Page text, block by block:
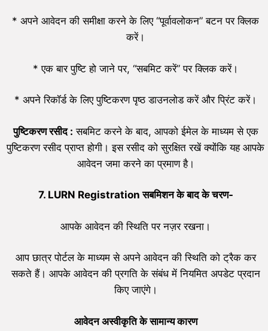
* अपने आवेदन की समीक्षा करने के लिए “पूर्वावलोकन” बटन पर क्लिक
करें।
* एक बार पुष्टि हो जाने पर, “सबमिट करें” पर क्लिक करें।
* अपने रिकॉर्ड के लिए पुष्टिकरण पृष्ठ डाउनलोड करें और प्रिंट करें।
पुष्टिकरण रसीद : सबमिट करने के बाद, आपको ईमेल के माध्यम से एक
पुष्टिकरण रसीद प्राप्त होगी। इस रसीद को सुरक्षित रखें क्योंकि यह आपके
आवेदन जमा करने का प्रमाण है।
7. LURN Registrationसबमिशन के बाद के चरण-
आपके आवेदन की स्थिति पर नज़र रखना।
आप छात्र पोर्टल के माध्यम से अपने आवेदन की स्थिति को ट्रैक कर
सकते हैं। आपके आवेदन की प्रगति के संबंध में नियमित अपडेट प्रदान
किए जाएंगे।
आवेदन अस्वीकृति के सामान्य कारण